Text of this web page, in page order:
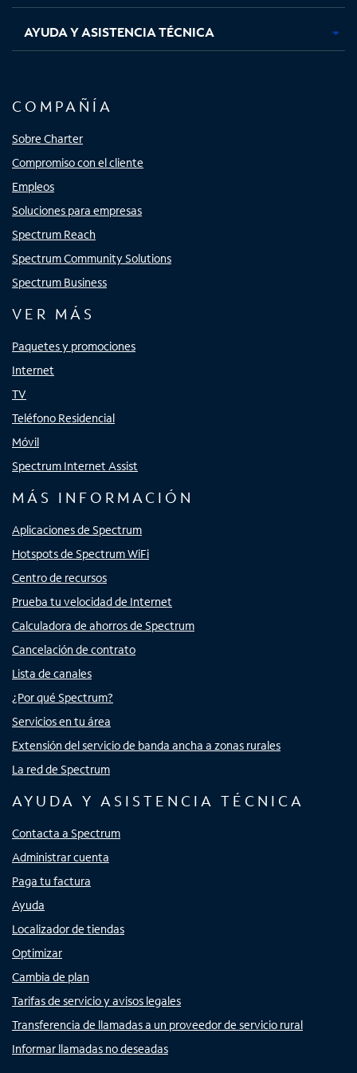
AYUDA Y ASISTENCIA TÉCNICA
COMPAÑÍA
Sobre Charter
Compromiso con el cliente
Empleos
Soluciones para empresas
Spectrum Reach
Spectrum Community Solutions
Spectrum Business
VER MÁS
Paquetes y promociones
Internet
TV
Teléfono Residencial
Móvil
Spectrum Internet Assist
MÁS INFORMACIÓN
Aplicaciones de Spectrum
Hotspots de Spectrum WiFi
Centro de recursos
Prueba tu velocidad de Internet
Calculadora de ahorros de Spectrum
Cancelación de contrato
Lista de canales
¿Por qué Spectrum?
Servicios en tu área
Extensión del servicio de banda ancha a zonas rurales
La red de Spectrum
AYUDA Y ASISTENCIA TÉCNICA
Contacta a Spectrum
Administrar cuenta
Paga tu factura
Ayuda
Localizador de tiendas
Optimizar
Cambia de plan
Tarifas de servicio y avisos legales
Transferencia de llamadas a un proveedor de servicio rural
Informar llamadas no deseadas